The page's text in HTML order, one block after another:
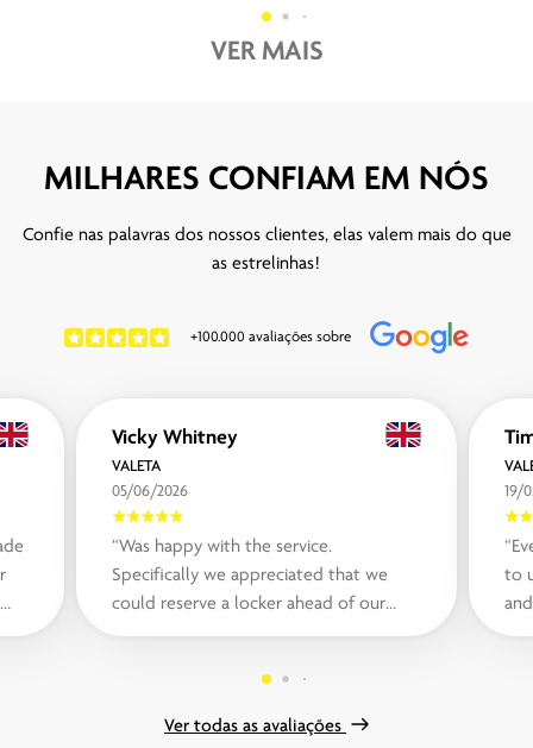
VER MAIS
MILHARES CONFIAM EM NÓS
Confie nas palavras dos nossos clientes, elas valem mais do que
as estrelinhas!
+100.000 avaliações sobre
Vicky Whitney
VALETA
05/06/2026
“Was happy with the service.
Specifically we appreciated that we
could reserve a locker ahead of our
arrival date. We chose a large one, which
19/
to
Ver todas as avaliações